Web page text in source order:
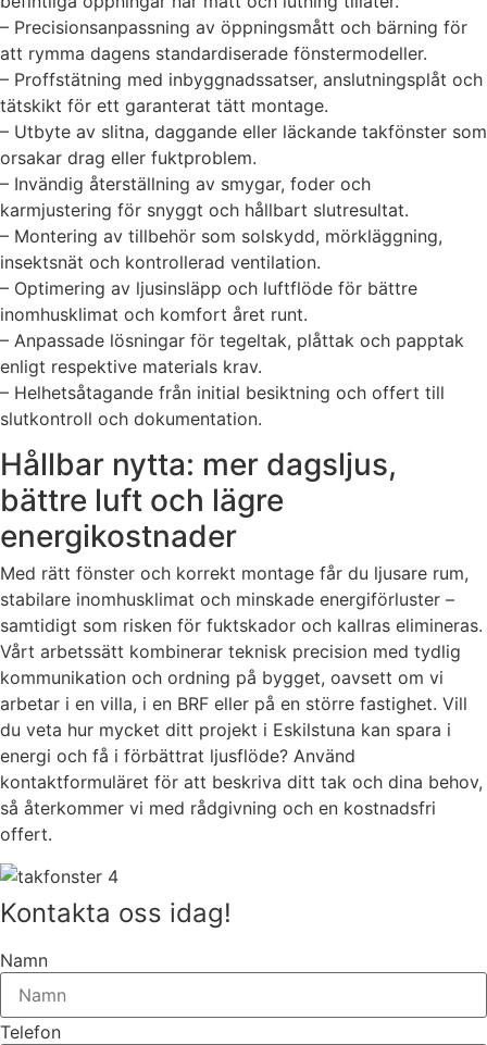
– Precisionsanpassning av öppningsmått och bärning för
att rymma dagens standardiserade fönstermodeller.
– Proffstätning med inbyggnadssatser, anslutningsplåt och
tätskikt för ett garanterat tätt montage.
– Utbyte av slitna, daggande eller läckande takfönster som
orsakar drag eller fuktproblem.
– Invändig återställning av smygar, foder och
karmjustering för snyggt och hållbart slutresultat.
– Montering av tillbehör som solskydd, mörkläggning,
insektsnät och kontrollerad ventilation.
– Optimering av ljusinsläpp och luftflöde för bättre
inomhusklimat och komfort året runt.
– Anpassade lösningar för tegeltak, plåttak och papptak
enligt respektive materials krav.
– Helhetsåtagande från initial besiktning och offert till
slutkontroll och dokumentation.
Hållbar nytta: mer dagsljus,
bättre luft och lägre
energikostnader
Med rätt fönster och korrekt montage får du ljusare rum,
stabilare inomhusklimat och minskade energiförluster –
samtidigt som risken för fuktskador och kallras elimineras.
Vårt arbetssätt kombinerar teknisk precision med tydlig
kommunikation och ordning på bygget, oavsett om vi
arbetar i en villa, i en BRF eller på en större fastighet. Vill
du veta hur mycket ditt projekt i Eskilstuna kan spara i
energi och få i förbättrat ljusflöde? Använd
kontaktformuläret för att beskriva ditt tak och dina behov,
så återkommer vi med rådgivning och en kostnadsfri
offert.
Kontakta oss idag!
Namn
Telefon